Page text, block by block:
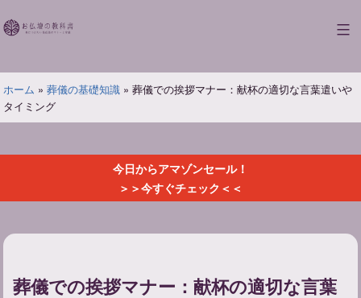
ン
ツ
へ
ス
お
壇
の
教
ホーム » 葬儀の基礎知識» 葬儀での挨拶マナー：献杯の適切な言葉遣いや
タイミング
今日からアマゾンセール！
＞＞今すぐチェック＜＜
葬儀での挨拶マナー：献杯の適切な言葉